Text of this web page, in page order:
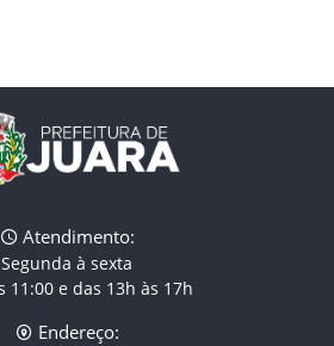
Atendimento:
Segunda à sexta
11:00 e das 13h às 17h
Endereço: